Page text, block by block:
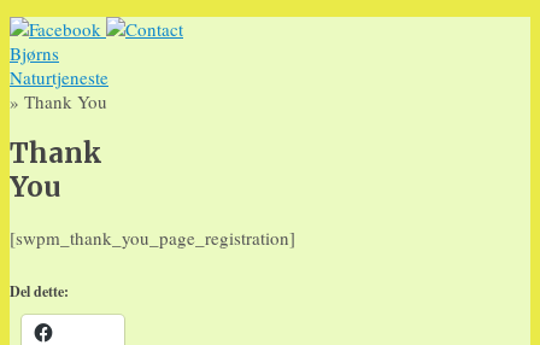
Bjørns
Naturtjeneste
» Thank You
Thank
You
[swpm_thank_you_page_registration]
Del dette: